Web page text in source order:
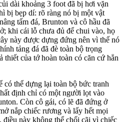
dài khoảng 3 foot đã bị hơi vặn
bị bẹp dí: rõ ràng nó bị một vật
tấm đá, Brunton và cô hầu đã
khi cái lỗ chưa đủ để chui vào, họ
này được dựng đứng nên vì thế nó
tảng đá đã đè toàn bộ trọng
của tớ hoàn toàn có căn cứ hẳn
có thể dựng lại toàn bộ bức tranh
định chỉ có một người lọt vào
Còn cô gái, có lẽ đã đứng ở
nắp chiếc rương và lấy hết mọi
điều này không thể chối cãi vì chiếc